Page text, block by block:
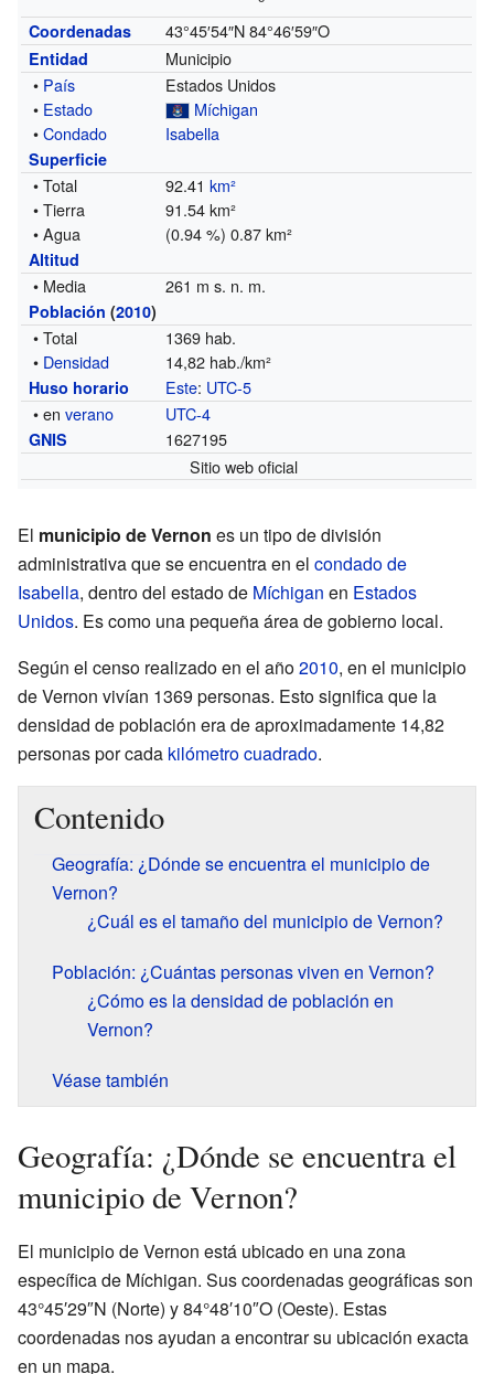
Coordenadas 43°45′54″N 84°46′59″O
Entidad
Municipio
• País
Estados Unidos
• Estado
Míchigan
•Condado Isabella
Superficie
• Total 92.41km²
• Tierra
91.54 km²
• Agua
(0.94 %) 0.87 km²
Altitud
• Media 261 m s. n. m.
Población (2010)
• Total
1369 hab.
• Densidad 14,82 hab./km²
Huso horario Este: UTC-5
• enverano UTC-4
GNIS
1627195
Sitio web oficial
El municipio de Vernon es un tipo de división
administrativa que se encuentra en el condado de
Isabella, dentro del estado de Míchigan en Estados
Unidos. Es como una pequeña área de gobierno local.
Según el censo realizado en el año2010, en el municipio
de Vernon vivían 1369 personas. Esto significa que la
densidad de población era de aproximadamente 14,82
personas por cada kilómetro cuadrado.
Contenido
Geografía: ¿Dónde se encuentra el municipio de
Vernon?
¿Cuál es el tamaño del municipio de Vernon?
Población: ¿Cuántas personas viven en Vernon?
¿Cómo es la densidad de población en
Vernon?
Véase también
Geografía: ¿Dónde se encuentra el
municipio de Vernon?
El municipio de Vernon está ubicado en una zona
específica de Míchigan. Sus coordenadas geográficas son
43°45′29″N (Norte) y 84°48′10″O (Oeste). Estas
coordenadas nos ayudan a encontrar su ubicación exacta
en un mapa.